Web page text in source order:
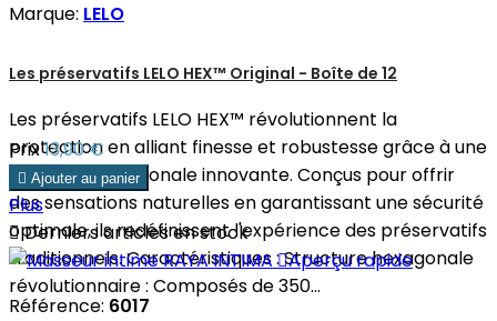
Marque: LELO
Les préservatifs LELO HEX™ Original - Boîte de 12
Les préservatifs LELO HEX™ révolutionnent la
protection en alliant finesse et robustesse grâce à une
structure hexagonale innovante. Conçus pour offrir
des sensations naturelles en garantissant une sécurité
optimale, ils redéfinissent l'expérience des préservatifs
traditionnels. Caractéristiques : Structure hexagonale
révolutionnaire : Composés de 350...
Prix13,90 €
 Ajouter au panier
Plus
Derniers articles en stock
Aperçu rapide
Référence: 6017